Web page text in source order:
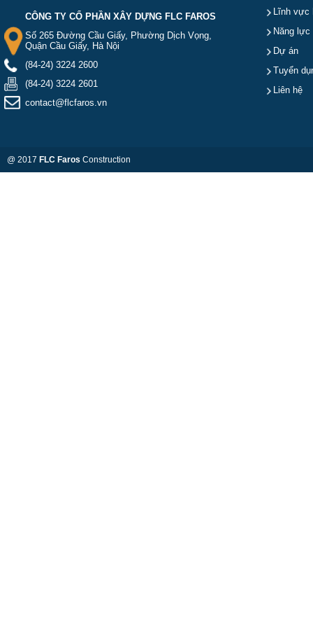
CÔNG TY CỔ PHẦN XÂY DỰNG FLC FAROS
Số 265 Đường Cầu Giấy, Phường Dịch Vọng,
Quận Cầu Giấy, Hà Nội
(84-24) 3224 2600
(84-24) 3224 2601
contact@flcfaros.vn
Lĩnh vực
Năng lực
Dự án
Tuyển
Liên hệ
@ 2017 FLC Faros Construction